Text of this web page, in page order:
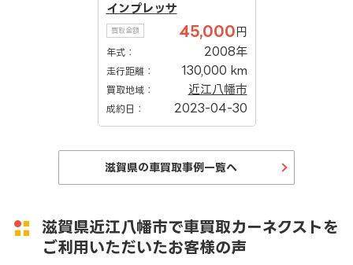
インプレッサ
買取金額 45,000 円
年式： 2008年
走行距離： 130,000 km
買取地域： 近江八幡市
成約日： 2023-04-30
滋賀県の車買取事例一覧へ
滋賀県近江八幡市で車買取カーネクストを
ご利用いただいたお客様の声